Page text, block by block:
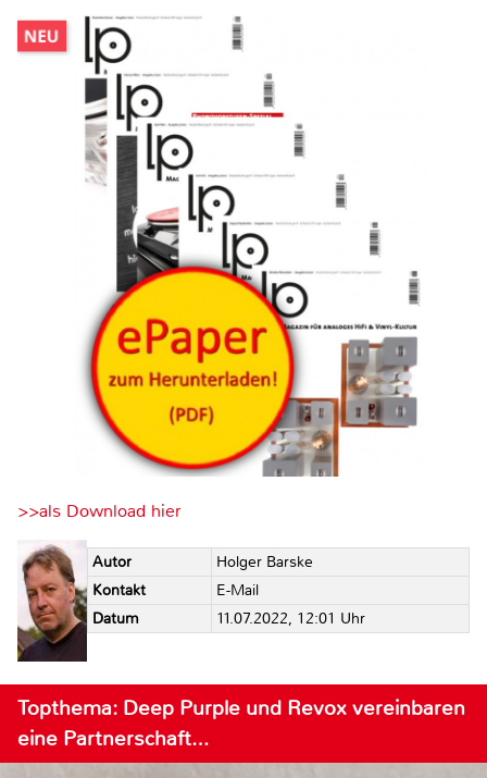
>>als Download hier
Autor
Holger Barske
Kontakt
E-Mail
Datum
11.07.2022, 12:01 Uhr
Topthema: Deep Purple und Revox vereinbaren
eine Partnerschaft…